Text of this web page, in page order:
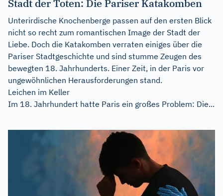
Stadt der Toten: Die Pariser Katakomben
Unterirdische Knochenberge passen auf den ersten Blick
nicht so recht zum romantischen Image der Stadt der
Liebe. Doch die Katakomben verraten einiges über die
Pariser Stadtgeschichte und sind stumme Zeugen des
bewegten 18. Jahrhunderts. Einer Zeit, in der Paris vor
ungewöhnlichen Herausforderungen stand.
Leichen im Keller
Im 18. Jahrhundert hatte Paris ein großes Problem: Die...